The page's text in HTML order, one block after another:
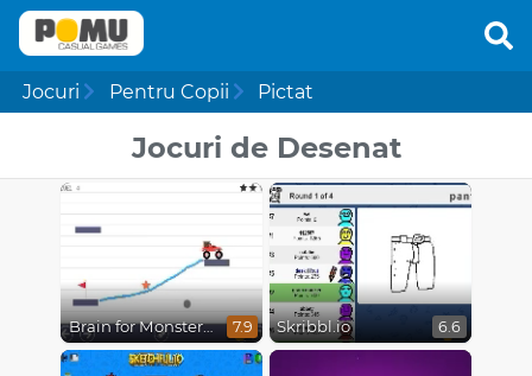
Jocuri Pentru Copii Pictat
Jocuri de Desenat
Brain for Monster Truck 7.9 Skribbl.io 6.6